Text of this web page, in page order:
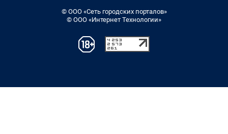
© ООО «Сеть городских порталов»
© ООО «Интернет Технологии»